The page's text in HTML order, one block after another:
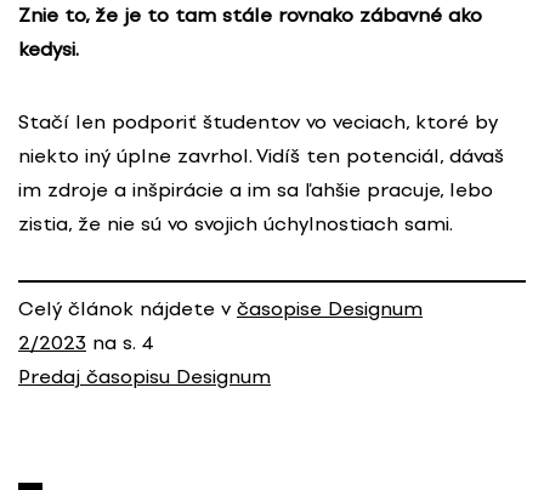
Znie to, že je to tam stále rovnako zábavné ako
kedysi.
Stačí len podporiť študentov vo veciach, ktoré by
niekto iný úplne zavrhol. Vidíš ten potenciál, dávaš
im zdroje a inšpirácie a im sa ľahšie pracuje, lebo
zistia, že nie sú vo svojich úchylnostiach sami.
Celý článok nájdete v časopise Designum
2/2023 na s. 4
Predaj časopisu Designum